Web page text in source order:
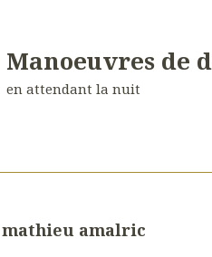
Manoeuvres de
en attendant la nuit
mathieu amalric